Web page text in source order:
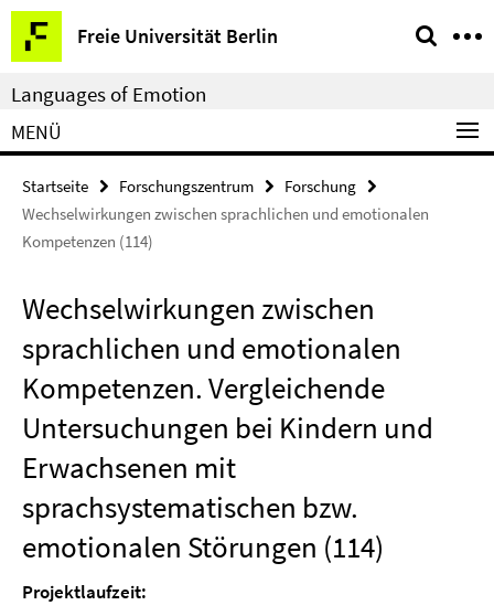
Springe
direkt
zu
Inhalt
Freie Universität Berlin
Service-
Navigation
Languages of Emotion
MENÜ
Startseite Forschungszentrum
Forschung
Wechselwirkungen zwischen sprachlichen und emotionalen
Kompetenzen (114)
Wechselwirkungen zwischen
sprachlichen und emotionalen
Kompetenzen. Vergleichende
Untersuchungen bei Kindern und
Erwachsenen mit
sprachsystematischen bzw.
emotionalen Störungen (114)
Projektlaufzeit: